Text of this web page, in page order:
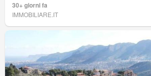
30+ giorni fa
IMMOBILIARE.IT